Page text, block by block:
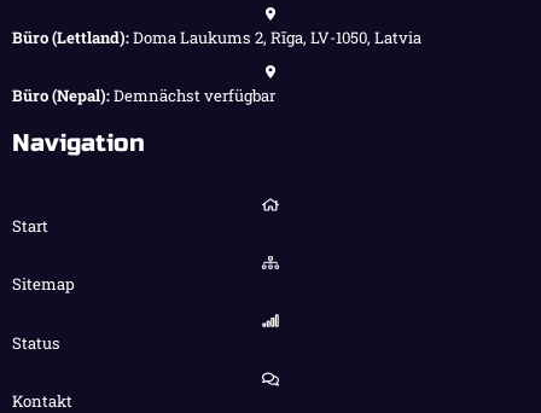
Büro (Lettland):Doma Laukums 2, Rīga, LV-1050, Latvia
Büro (Nepal):Demnächst verfügbar
Navigation
Start
Sitemap
Status
Kontakt